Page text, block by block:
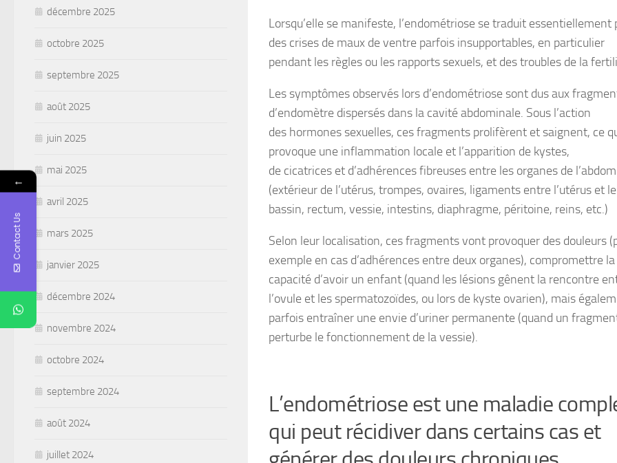
Lorsqu’elle se manifeste, l’endométriose se traduit essentiellement
des crises de maux de ventre parfois insupportables, en particulier
pendant les règles ou les rapports sexuels, et des troubles de la
Les symptômes observés lors d’endométriose sont dus aux
d’endomètre dispersés dans la cavité abdominale. Sous l’action
des hormones sexuelles, ces fragments prolifèrent et saignent, ce
provoque une inflammation locale et l’apparition de kystes,
de cicatrices et d’adhérences fibreuses entre les organes de
(extérieur de l’utérus, trompes, ovaires, ligaments entre l’utérus et le
bassin, rectum, vessie, intestins, diaphragme, péritoine, reins, etc.)
Selon leur localisation, ces fragments vont provoquer des douleurs
exemple en cas d’adhérences entre deux organes), compromettre la
capacité d’avoir un enfant (quand les lésions gênent la rencontre
l’ovule et les spermatozoïdes, ou lors de kyste ovarien), mais
parfois entraîner une envie d’uriner permanente (quand un
perturbe le fonctionnement de la vessie).
L’endométriose est une maladie
qui peut récidiver dans certains cas et
décembre 2025
octobre 2025
septembre 2025
août 2025
juin 2025
mai 2025
avril 2025
mars 2025
janvier 2025
décembre 2024
novembre 2024
octobre 2024
septembre 2024
août 2024
juillet 2024
←
Contact Us